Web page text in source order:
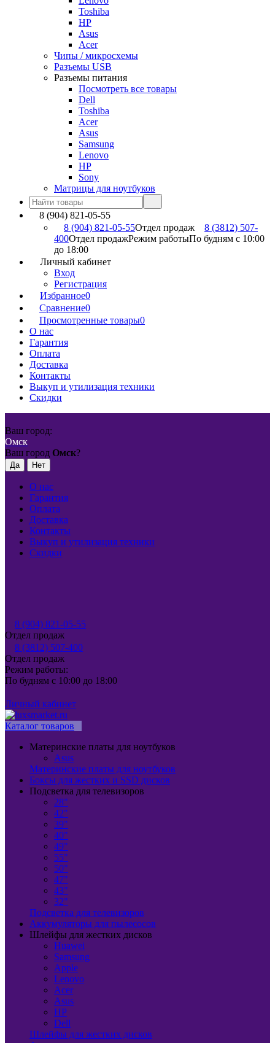
Toshiba
HP
Asus
Acer
Чипы / микросхемы
Разъемы USB
Разъемы питания
Посмотреть все товары
Dell
Toshiba
Acer
Asus
Samsung
Lenovo
HP
Sony
Матрицы для ноутбуков
8 (904) 821-05-55
8 (904) 821-05-55Отдел продаж
8 (3812) 507-
400Отдел продажРежим работыПо будням с 10:00
до 18:00
Личный кабинет
Вход
Регистрация
Избранное0
Сравнение0
Просмотренные товары0
О нас
Гарантия
Оплата
Доставка
Контакты
Выкуп и утилизация техники
Скидки
Ваш город:
Омск
Ваш город Омск?
О нас
Гарантия
Оплата
Доставка
Контакты
Выкуп и утилизация техники
Скидки
8 (904) 821-05-55
Отдел продаж
8 (3812) 507-400
Отдел продаж
Режим работы:
По будням с 10:00 до 18:00
Личный кабинет
Каталог товаров
Материнские платы для ноутбуков
Asus
Материнские платы для ноутбуков
Боксы для жестких и SSD дисков
Подсветка для телевизоров
28"
42"
39"
40"
49"
55"
50"
47"
43"
32"
Подсветка для телевизоров
Аккумуляторы для пылесосов
Шлейфы для жестких дисков
Huawei
Samsung
Apple
Lenovo
Acer
Asus
HP
Dell
Шлейфы для жестких дисков